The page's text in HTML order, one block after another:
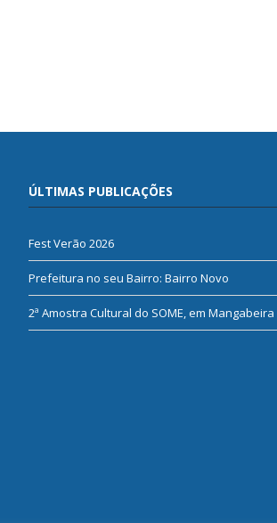
ÚLTIMAS PUBLICAÇÕES
Fest Verão 2026
Prefeitura no seu Bairro: Bairro Novo
2ª Amostra Cultural do SOME, em Mangabeira